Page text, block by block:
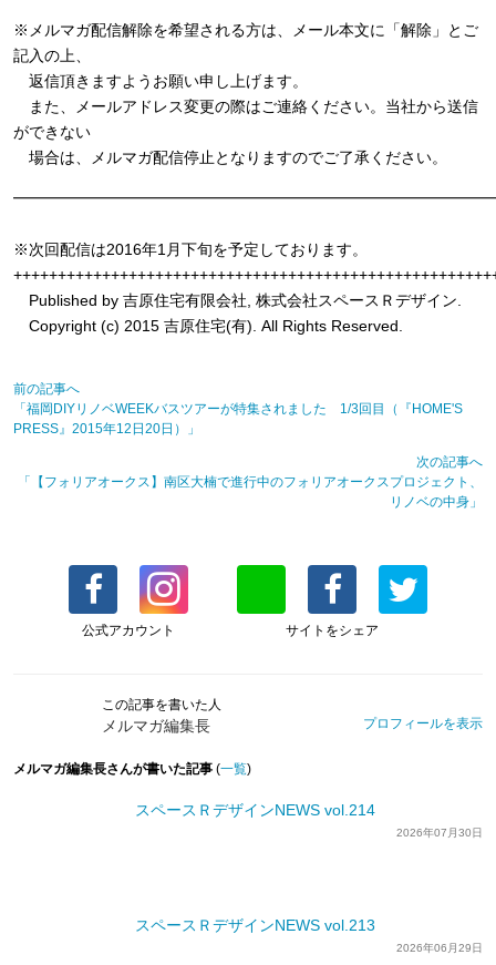
※メルマガ配信解除を希望される方は、メール本文に「解除」とご
記入の上、
返信頂きますようお願い申し上げます。
また、メールアドレス変更の際はご連絡ください。当社から送信
ができない
場合は、メルマガ配信停止となりますのでご了承ください。
※次回配信は2016年1月下旬を予定しております。
Published by 吉原住宅有限会社, 株式会社スペースＲデザイン.
Copyright (c) 2015 吉原住宅(有). All Rights Reserved.
前の記事へ
「福岡DIYリノベWEEKバスツアーが特集されました 1/3回目（『HOME'S
PRESS』2015年12日20日）」
次の記事へ
「【フォリアオークス】南区大楠で進行中のフォリアオークスプロジェクト、
リノベの中身」
公式アカウント サイトをシェア
この記事を書いた人
メルマガ編集長 プロフィールを表示
メルマガ編集長さんが書いた記事 (一覧)
スペースＲデザインNEWS vol.214
2026年07月30日
スペースＲデザインNEWS vol.213
2026年06月29日